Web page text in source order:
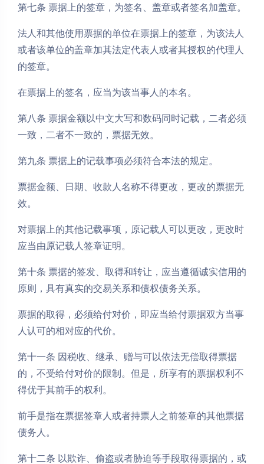
第七条 票据上的签章，为签名、盖章或者签名加盖章。
法人和其他使用票据的单位在票据上的签章，为该法人
或者该单位的盖章加其法定代表人或者其授权的代理人
的签章。
在票据上的签名，应当为该当事人的本名。
第八条 票据金额以中文大写和数码同时记载，二者必须
一致，二者不一致的，票据无效。
第九条 票据上的记载事项必须符合本法的规定。
票据金额、日期、收款人名称不得更改，更改的票据无
效。
对票据上的其他记载事项，原记载人可以更改，更改时
应当由原记载人签章证明。
第十条 票据的签发、取得和转让，应当遵循诚实信用的
原则，具有真实的交易关系和债权债务关系。
票据的取得，必须给付对价，即应当给付票据双方当事
人认可的相对应的代价。
第十一条 因税收、继承、赠与可以依法无偿取得票据
的，不受给付对价的限制。但是，所享有的票据权利不
得优于其前手的权利。
前手是指在票据签章人或者持票人之前签章的其他票据
债务人。
第十二条 以欺诈、偷盗或者胁迫等手段取得票据的，或